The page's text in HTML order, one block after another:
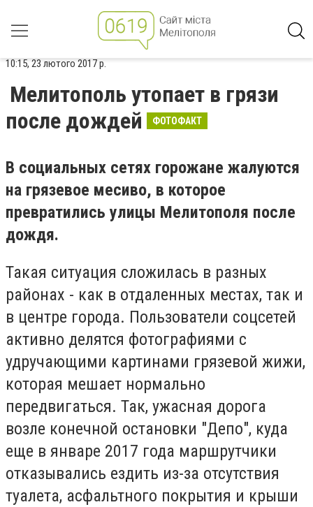
10:15, 23 лютого 2017 р.
Мелитополь утопает в грязи
после дождей
ФОТОФАКТ
В социальных сетях горожане жалуются
на грязевое месиво, в которое
превратились улицы Мелитополя после
дождя.
Такая ситуация сложилась в разных
районах - как в отдаленных местах, так и
в центре города. Пользователи соцсетей
активно делятся фотографиями с
удручающими картинами грязевой жижи,
которая мешает нормально
передвигаться. Так, ужасная дорога
возле конечной остановки "Депо", куда
еще в январе 2017 года маршрутчики
отказывались ездить из-за отсутствия
туалета, асфальтного покрытия и крыши